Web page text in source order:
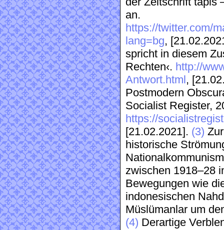
an.
https://twitter.com/
lang=bg,
spricht in diesem
Rechten‹. http://
Antwort.html ,
Postmodern
Socialist Register,
https://
[21.02.2021]. (3)
historische
zwischen 1918–28
Bewegungen wie
indonesischen
Müslümanlar um
(4) Derartige